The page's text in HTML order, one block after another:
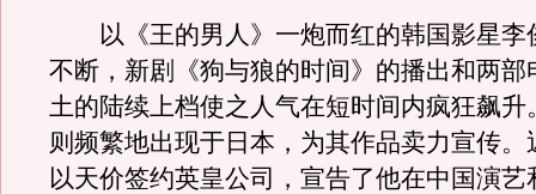
以《王的男人》一炮而红的韩国影星李
不断，新剧《狗与狼的时间》的播出和两部
土的陆续上档使之人气在短时间内疯狂飙升
则频繁地出现于日本，为其作品卖力宣传。
以天价签约英皇公司，宣告了他在中国演艺